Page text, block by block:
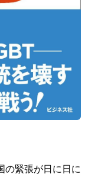
の緊張が日に日に